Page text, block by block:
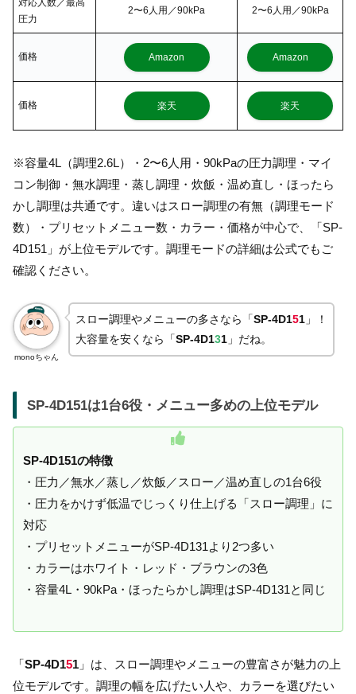
対応人数／最高
圧力
2〜6人用／90kPa 2〜6人用／90kPa
価格 Amazon Amazon
価格 楽天 楽天
※容量4L（調理2.6L）・2〜6人用・90kPaの圧力調理・マイ
コン制御・無水調理・蒸し調理・炊飯・温め直し・ほったら
かし調理は共通です。違いはスロー調理の有無（調理モード
数）・プリセットメニュー数・カラー・価格が中心で、「SP-
4D151」が上位モデルです。調理モードの詳細は公式でもご
確認ください。
monoちゃん
スロー調理やメニューの多さなら「SP-4D151 」！
大容量を安くなら「SP-4D131 」だね。
SP-4D151は1台6役・メニュー多めの上位モデル
SP-4D151の特徴
・圧力／無水／蒸し／炊飯／スロー／温め直しの1台6役
・圧力をかけず低温でじっくり仕上げる「スロー調理」に
対応
・プリセットメニューがSP-4D131より2つ多い
・カラーはホワイト・レッド・ブラウンの3色
・容量4L・90kPa・ほったらかし調理はSP-4D131と同じ
「SP-4D151 」は、スロー調理やメニューの豊富さが魅力の上
位モデルです。調理の幅を広げたい人や、カラーを選びたい